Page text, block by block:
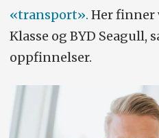
«transport». Her finner
Klasse og BYD Seagull,
oppfinnelser.